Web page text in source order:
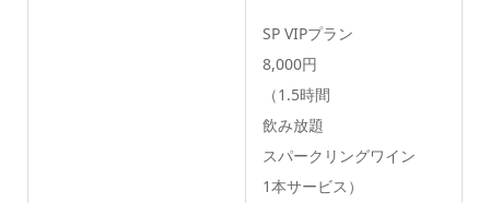
SP VIPプラン
8,000円
（1.5時間
飲み放題
スパークリングワイン
1本サービス）